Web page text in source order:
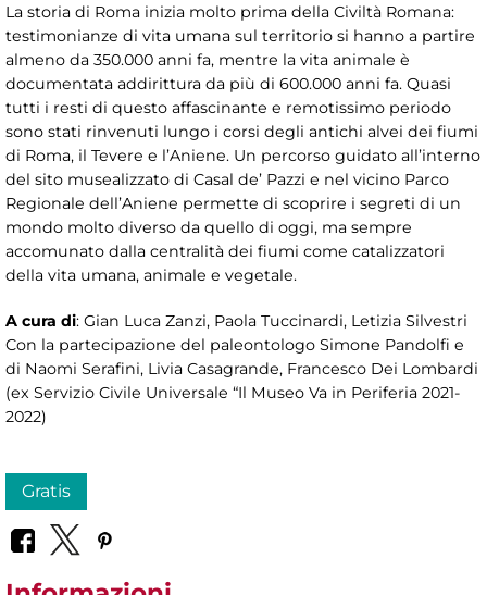
La storia di Roma inizia molto prima della Civiltà Romana:
testimonianze di vita umana sul territorio si hanno a partire
almeno da 350.000 anni fa, mentre la vita animale è
documentata addirittura da più di 600.000 anni fa. Quasi
tutti i resti di questo affascinante e remotissimo periodo
sono stati rinvenuti lungo i corsi degli antichi alvei dei fiumi
di Roma, il Tevere e l’Aniene. Un percorso guidato all’interno
del sito musealizzato di Casal de’ Pazzi e nel vicino Parco
Regionale dell’Aniene permette di scoprire i segreti di un
mondo molto diverso da quello di oggi, ma sempre
accomunato dalla centralità dei fiumi come catalizzatori
della vita umana, animale e vegetale.
A cura di: Gian Luca Zanzi, Paola Tuccinardi, Letizia Silvestri
Con la partecipazione del paleontologo Simone Pandolfi e
di Naomi Serafini, Livia Casagrande, Francesco Dei Lombardi
(ex Servizio Civile Universale “Il Museo Va in Periferia 2021-
2022)
Gratis